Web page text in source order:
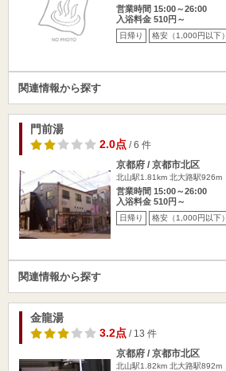
営業時間 15:00～26:00
入浴料金 510円～
日帰り 格安（1,000円以下）
関連情報から探す
門前湯
2.0点/ 6 件
京都府 / 京都市北区
北山駅1.81km 北大路駅926m
営業時間 15:00～26:00
入浴料金 510円～
日帰り 格安（1,000円以下）
関連情報から探す
金龍湯
3.2点/ 13 件
京都府 / 京都市北区
北山駅1.82km 北大路駅892m